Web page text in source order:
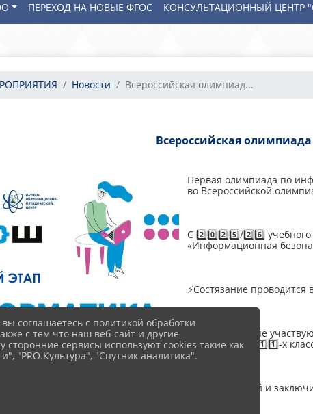
ПЕРЕХОД НА НОВЫЕ ФГОС КОНСУЛЬТАЦИОННЫЙ ЦЕНТР
Новости Всероссийская олимпиад...
Всероссийская
Первая олимпиада по
во Всероссийской
С 2️⃣0️⃣2️⃣5️⃣/2️⃣6️⃣
«Информационная
⚡️Состязание
⚡️В первом этапе
школьники 7️⃣-1️⃣1️⃣-х
⚡️Региональный и
соглашаетесь с политикой обработки
с тем что наш веб-сайт и другие
сторонние сервисы используют cookies такие как
"PRO.Культура", "Спутник аналитика".